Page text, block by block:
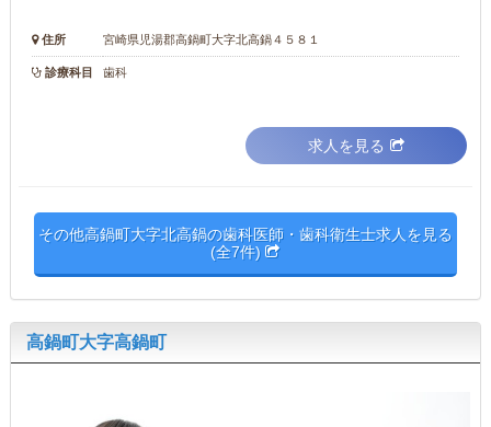
住所 宮崎県児湯郡高鍋町大字北高鍋４５８１
診療科目 歯科
求人を見る
その他高鍋町大字北高鍋の歯科医師・歯科衛生士求人を見る
(全7件)
高鍋町大字高鍋町